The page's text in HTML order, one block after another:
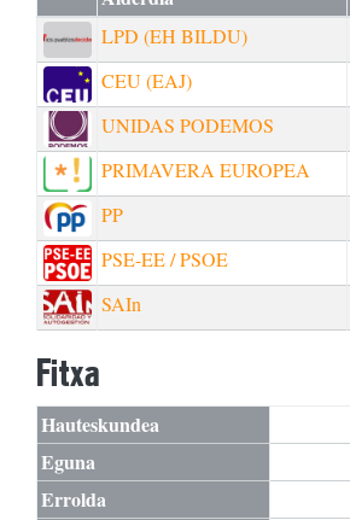
LPD (EH BILDU)
CEU (EAJ)
UNIDAS PODEMOS
PRIMAVERA EUROPEA
PP
PSE-EE / PSOE
SAIn
Fitxa
Hauteskundea
Eguna
Errolda